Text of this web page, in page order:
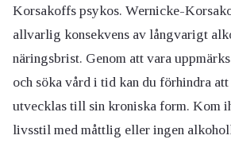
Korsakoffs psykos. Wernicke-
allvarlig konsekvens av långvarigt
näringsbrist. Genom att vara
och söka vård i tid kan du förhindra
utvecklas till sin kroniska form. Kom
livsstil med måttlig eller ingen